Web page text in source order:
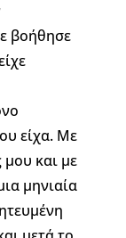
βοήθησε
είχα. Με
μου και με
μηνιαία